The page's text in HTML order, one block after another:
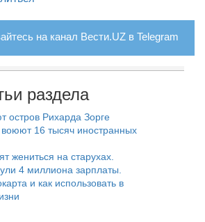
на канал Вести.UZ в Telegram
раздела
остров Рихарда Зорге
16 тысяч иностранных
жениться на старухах.
4 миллиона зарплаты.
и как использовать в